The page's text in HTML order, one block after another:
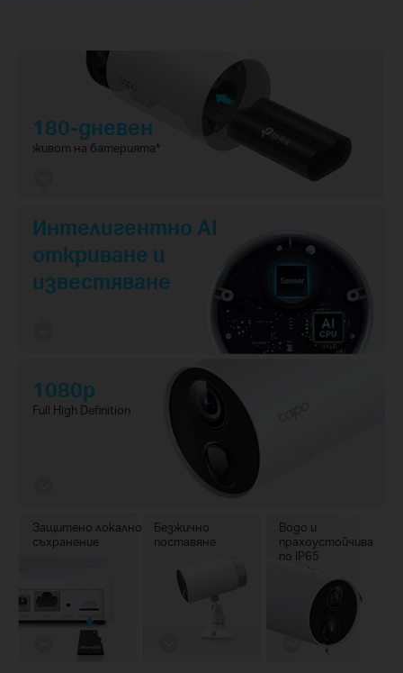
180-дневен
живот на батерията*
1080p
Full High Definition
Интелигентно AI
откриване и
известяване
Защитено локално
съхранение
Безжично
поставяне
Водо и
прахоустойчива
по IP65